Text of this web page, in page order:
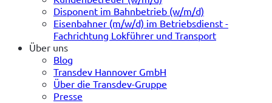
Disponent im Bahnbetrieb (w/m/d)
Eisenbahner (m/w/d) im Betriebsdienst -
Fachrichtung Lokführer und Transport
Über uns
Blog
Transdev Hannover GmbH
Über die Transdev-Gruppe
Presse